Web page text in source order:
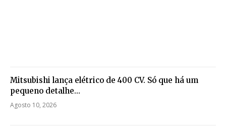
Mitsubishi lança elétrico de 400 CV. Só que há um
pequeno detalhe…
Agosto 10, 2026